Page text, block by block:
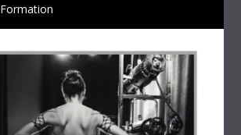
Formation